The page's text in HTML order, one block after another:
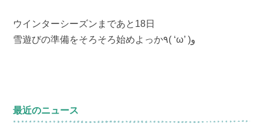
ウインターシーズンまであと18日
雪遊びの準備をそろそろ始めよっか٩( ‘ω’ )و
最近のニュース